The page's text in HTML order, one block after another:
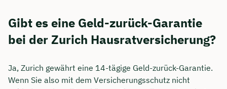
Gibt es eine Geld-zurück-Garantie
bei der Zurich Hausratversicherung?
Ja, Zurich gewährt eine 14-tägige Geld-zurück-Garantie.
Wenn Sie also mit dem Versicherungsschutz nicht